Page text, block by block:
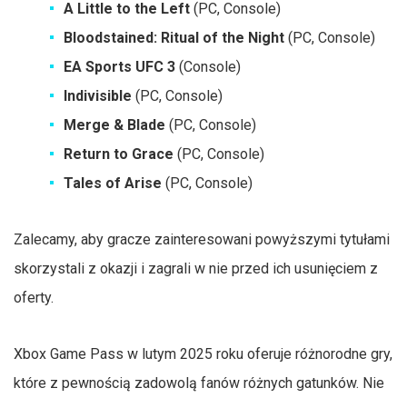
A Little to the Left (PC, Console)
Bloodstained: Ritual of the Night (PC, Console)
EA Sports UFC 3 (Console)
Indivisible (PC, Console)
Merge & Blade (PC, Console)
Return to Grace (PC, Console)
Tales of Arise (PC, Console)
Zalecamy, aby gracze zainteresowani powyższymi tytułami
skorzystali z okazji i zagrali w nie przed ich usunięciem z
oferty.
Xbox Game Pass w lutym 2025 roku oferuje różnorodne gry,
które z pewnością zadowolą fanów różnych gatunków. Nie